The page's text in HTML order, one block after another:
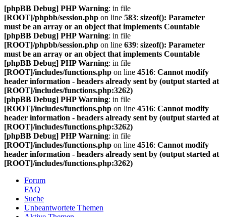
[phpBB Debug] PHP Warning: in file
[ROOT]/phpbb/session.php on line 583: sizeof(): Parameter
must be an array or an object that implements Countable
[phpBB Debug] PHP Warning: in file
[ROOT]/phpbb/session.php on line 639: sizeof(): Parameter
must be an array or an object that implements Countable
[phpBB Debug] PHP Warning: in file
[ROOT]/includes/functions.php on line 4516: Cannot modify
header information - headers already sent by (output started at
[ROOT]/includes/functions.php:3262)
[phpBB Debug] PHP Warning: in file
[ROOT]/includes/functions.php on line 4516: Cannot modify
header information - headers already sent by (output started at
[ROOT]/includes/functions.php:3262)
[phpBB Debug] PHP Warning: in file
[ROOT]/includes/functions.php on line 4516: Cannot modify
header information - headers already sent by (output started at
[ROOT]/includes/functions.php:3262)
Forum
FAQ
Suche
Unbeantwortete Themen